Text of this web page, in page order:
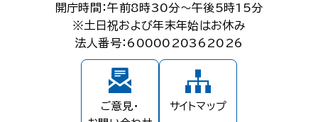
開庁時間：午前8時30分～午後5時15分
※土日祝および年末年始はお休み
法人番号：6000020362026
ご意見・
サイトマップ